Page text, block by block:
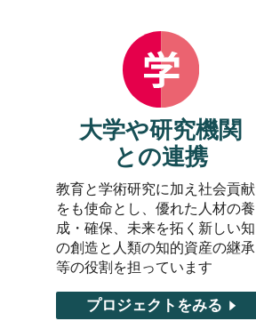
大学や研究機関
との連携
教育と学術研究に加え社会貢献
をも使命とし、優れた人材の養
成・確保、未来を拓く新しい知
の創造と人類の知的資産の継承
等の役割を担っています
プロジェクトをみる